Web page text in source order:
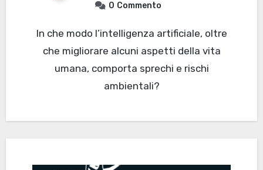
0 Commento
In che modo l’intelligenza artificiale, oltre
che migliorare alcuni aspetti della vita
umana, comporta sprechi e rischi
ambientali?